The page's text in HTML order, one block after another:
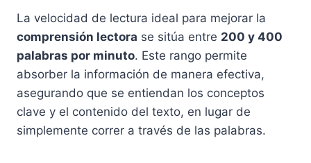
La velocidad de lectura ideal para mejorar la
comprensión lectora se sitúa entre 200 y 400
palabras por minuto. Este rango permite
absorber la información de manera efectiva,
asegurando que se entiendan los conceptos
clave y el contenido del texto, en lugar de
simplemente correr a través de las palabras.